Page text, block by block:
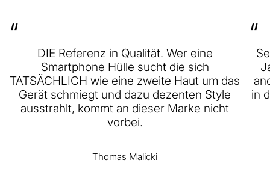
“
DIE Referenz in Qualität. Wer eine
Smartphone Hülle sucht die sich
TATSÄCHLICH wie eine zweite Haut um das
Gerät schmiegt und dazu dezenten Style
ausstrahlt, kommt an dieser Marke nicht
vorbei.
Thomas Malicki
“
in